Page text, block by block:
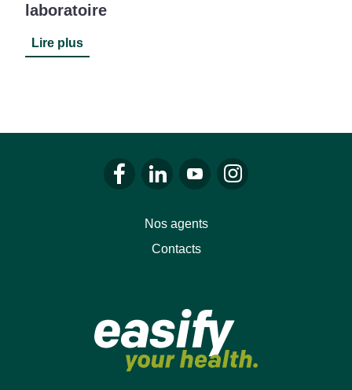
laboratoire
Lire plus
Se rendre sur le facebook de LALUX
Se rendre sur le Linkedin de
Se rendre sur le youtube de
Se rendre sur
Nos agents
Contacts